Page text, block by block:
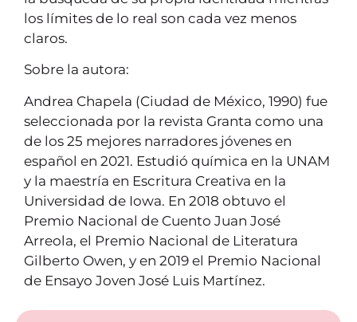
los límites de lo real son cada vez menos
claros.
Sobre la autora:
Andrea Chapela (Ciudad de México, 1990) fue
seleccionada por la revista Granta como una
de los 25 mejores narradores jóvenes en
español en 2021. Estudió química en la UNAM
y la maestría en Escritura Creativa en la
Universidad de Iowa. En 2018 obtuvo el
Premio Nacional de Cuento Juan José
Arreola, el Premio Nacional de Literatura
Gilberto Owen, y en 2019 el Premio Nacional
de Ensayo Joven José Luis Martínez.